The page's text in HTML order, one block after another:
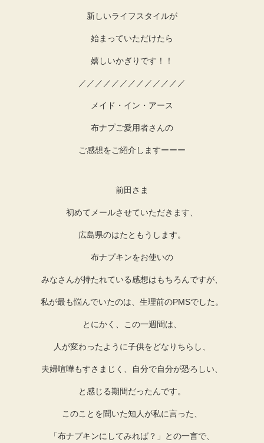
新しいライフスタイルが
始まっていただけたら
嬉しいかぎりです！！
／／／／／／／／／／／／／
メイド・イン・アース
布ナプご愛用者さんの
ご感想をご紹介しますーーー
前田さま
初めてメールさせていただきます、
広島県のはたともうします。
布ナプキンをお使いの
みなさんが持たれている感想はもちろんですが、
私が最も悩んでいたのは、生理前のPMSでした。
とにかく、この一週間は、
人が変わったように子供をどなりちらし、
夫婦喧嘩もすさまじく、自分で自分が恐ろしい、
と感じる期間だったんです。
このことを聞いた知人が私に言った、
「布ナプキンにしてみれば？」との一言で、